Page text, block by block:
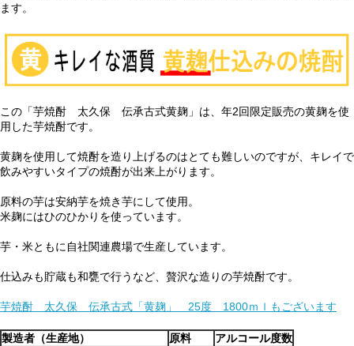
ます。
この「芋焼酎 太久保 伝承古式黄麹」は、年2回限定販売の黄麹を使
用した芋焼酎です。
黄麹を使用して焼酎を造り上げるのはとても難しいのですが、キレイで
飲みやすいタイプの焼酎が出来上がります。
原料の芋は安納芋を焼き芋にして使用。
米麹にはひのひかりを使っています。
芋・米ともに自社関連農場で生産しています。
仕込みも貯蔵も和甕で行うなど、贅沢な造りの芋焼酎です。
芋焼酎 太久保 伝承古式「黄麹」 25度 1800ｍｌもございます
製造者（生産地） 原料
アルコール度数